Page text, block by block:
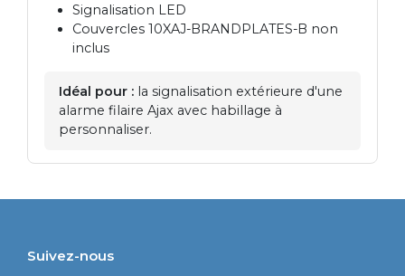
Signalisation LED
Couvercles 10XAJ-BRANDPLATES-B non
inclus
Idéal pour : la signalisation extérieure d'une
alarme filaire Ajax avec habillage à
personnaliser.
Suivez-nous